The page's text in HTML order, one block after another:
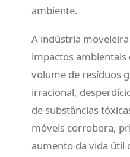
ambiente.
A indústria
impactos
volume de resíduos
irracional,
de substâncias
móveis corrobora,
aumento da vida útil